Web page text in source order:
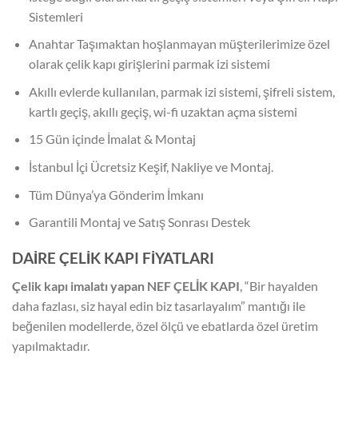
Sistemleri
Anahtar Taşımaktan hoşlanmayan müşterilerimize özel
olarak çelik kapı girişlerini parmak izi sistemi
Akıllı evlerde kullanılan, parmak izi sistemi, şifreli sistem,
kartlı geçiş, akıllı geçiş, wi-fi uzaktan açma sistemi
15 Gün içinde İmalat & Montaj
İstanbul İçi Ücretsiz Keşif, Nakliye ve Montaj.
Tüm Dünya’ya Gönderim İmkanı
Garantili Montaj ve Satış Sonrası Destek
DAİRE ÇELİK KAPI FİYATLARI
Çelik kapı imalatı yapan NEF ÇELİK KAPI , “Bir hayalden
daha fazlası, siz hayal edin biz tasarlayalım” mantığı ile
beğenilen modellerde, özel ölçü ve ebatlarda özel üretim
yapılmaktadır.